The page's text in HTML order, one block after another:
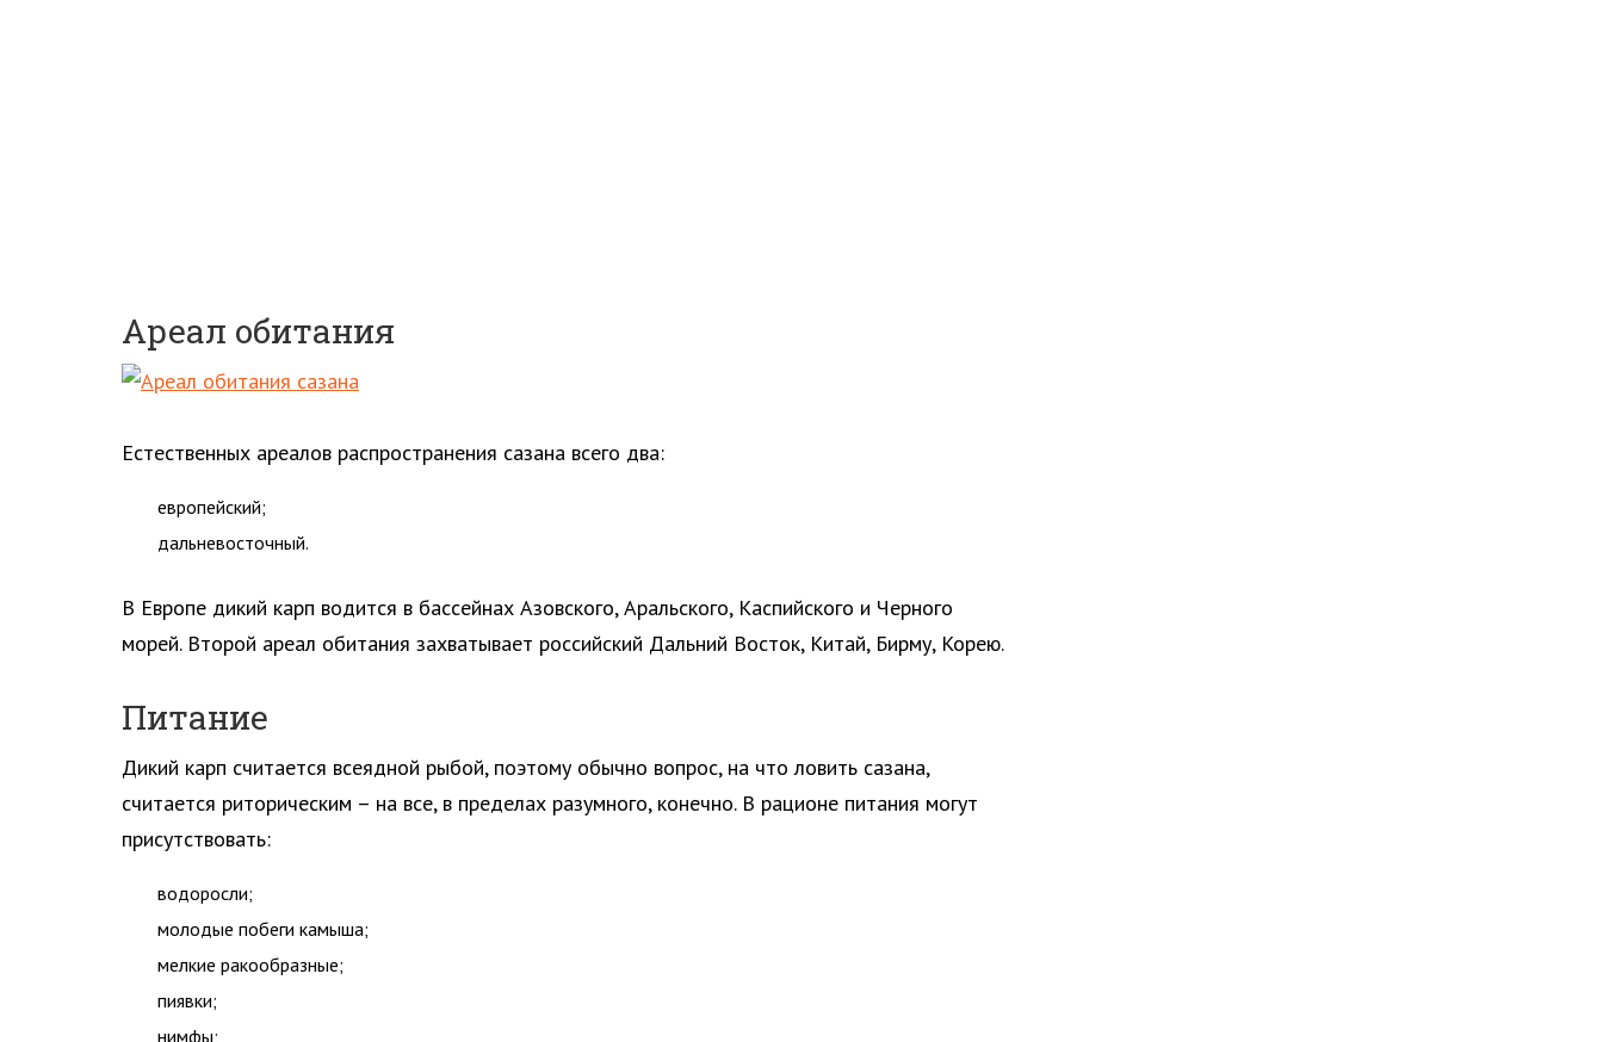
Ареал обитания
Естественных ареалов распространения сазана всего два:
европейский;
дальневосточный.
В Европе дикий карп водится в бассейнах Азовского, Аральского, Каспийского и Черного
морей. Второй ареал обитания захватывает российский Дальний Восток, Китай, Бирму, Корею.
Питание
Дикий карп считается всеядной рыбой, поэтому обычно вопрос, на что ловить сазана,
считается риторическим – на все, в пределах разумного, конечно. В рационе питания могут
присутствовать:
водоросли;
молодые побеги камыша;
мелкие ракообразные;
пиявки;
нимфы;